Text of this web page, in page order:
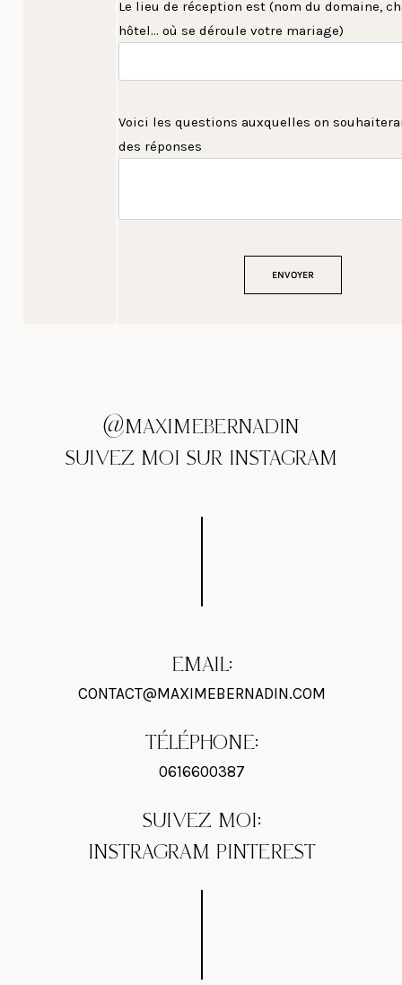
Le lieu de réception est (nom du domaine,
hôtel... où se déroule votre mariage)
Voici les questions auxquelles on
des réponses
@MAXIMEBERNADIN
SUIVEZ MOI SUR INSTAGRAM
EMAIL:
CONTACT@MAXIMEBERNADIN.COM
TÉLÉPHONE:
0616600387
SUIVEZ MOI:
INSTRAGRAM PINTEREST